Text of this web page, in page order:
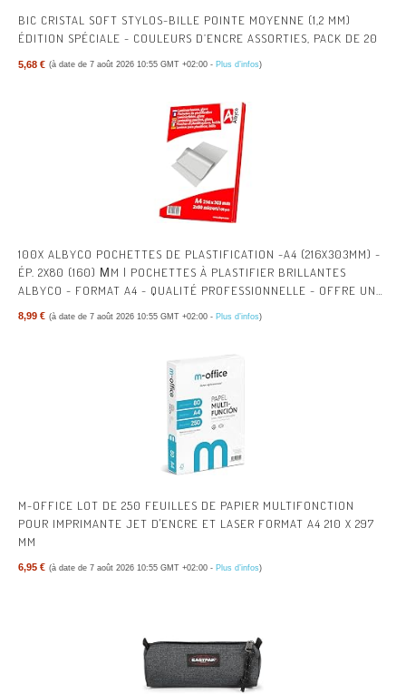
BIC CRISTAL SOFT STYLOS-BILLE POINTE MOYENNE (1,2 MM)
ÉDITION SPÉCIALE - COULEURS D’ENCRE ASSORTIES, PACK DE 20
5,68 € (à date de 7 août 2026 10:55 GMT +02:00 - Plus d’infos)
100X ALBYCO POCHETTES DE PLASTIFICATION -A4 (216X303MM) -
ÉP. 2X80 (160) ΜM | POCHETTES À PLASTIFIER BRILLANTES
ALBYCO - FORMAT A4 - QUALITÉ PROFESSIONNELLE - OFFRE UNE
8,99 € (à date de 7 août 2026 10:55 GMT +02:00 - Plus d’infos)
M-OFFICE LOT DE 250 FEUILLES DE PAPIER MULTIFONCTION
POUR IMPRIMANTE JET D'ENCRE ET LASER FORMAT A4 210 X 297
MM
6,95 € (à date de 7 août 2026 10:55 GMT +02:00 - Plus d’infos)